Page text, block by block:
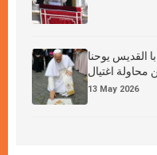
القديس يوحنا
محاولة اغتيال
13 May 2026